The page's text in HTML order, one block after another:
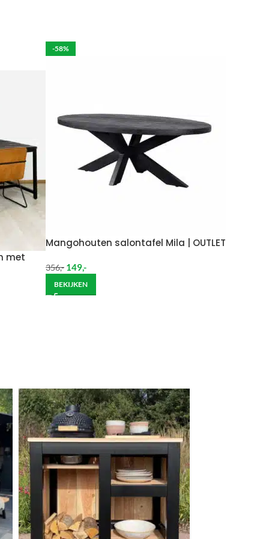
voor de eventuele schade aan het product.
week in rekening brengen.
brengen. De kosten hiervan zijn €59 daar
je het meubel gemonteerd hebben op een
moet helpen om de goederen op de juiste
bezorging op begane grond rekenen wij
helpen om de goederen op de juiste plek te
locatie te komen, dan dien je dit zelf en op
met
-58%
Mangohouten salontafel Mila | OUTLET
356,- 149,-
BEKIJKEN